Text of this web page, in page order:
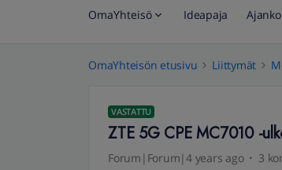
OmaYhteisö Ideapaja
OmaYhteisön etusivu Liittymät
VASTATTU
ZTE 5G CPE MC7010 -
Forum|Forum|4 years ago 3